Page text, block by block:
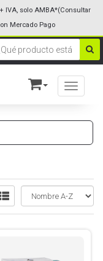
Toggle
IVA, solo AMBA*(Consultar
Mercado Pago